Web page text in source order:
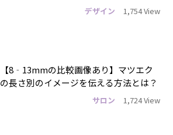
デザイン 1,754 View
【8‐13mmの比較画像あり】マツエク
の長さ別のイメージを伝える方法とは？
サロン 1,724 View